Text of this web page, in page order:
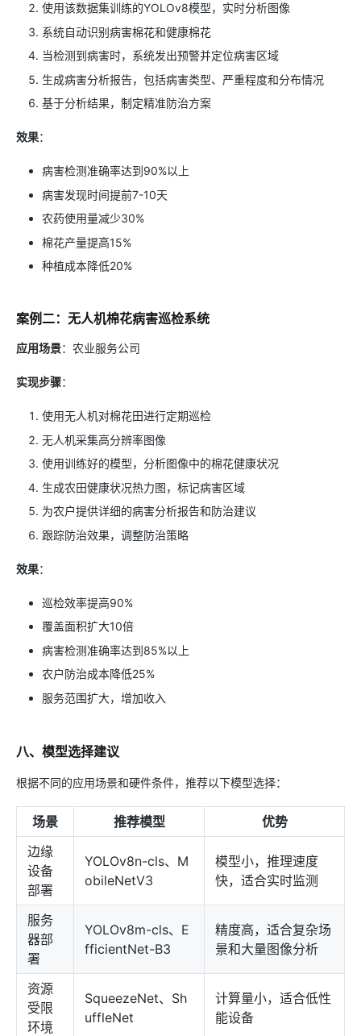
使用该数据集训练的YOLOv8模型，实时分析图像
系统自动识别病害棉花和健康棉花
当检测到病害时，系统发出预警并定位病害区域
生成病害分析报告，包括病害类型、严重程度和分布情况
基于分析结果，制定精准防治方案
效果：
病害检测准确率达到90%以上
病害发现时间提前7-10天
农药使用量减少30%
棉花产量提高15%
种植成本降低20%
案例二：无人机棉花病害巡检系统
应用场景：农业服务公司
实现步骤：
使用无人机对棉花田进行定期巡检
无人机采集高分辨率图像
使用训练好的模型，分析图像中的棉花健康状况
生成农田健康状况热力图，标记病害区域
为农户提供详细的病害分析报告和防治建议
跟踪防治效果，调整防治策略
效果：
巡检效率提高90%
覆盖面积扩大10倍
病害检测准确率达到85%以上
农户防治成本降低25%
服务范围扩大，增加收入
八、模型选择建议
根据不同的应用场景和硬件条件，推荐以下模型选择：
场景 推荐模型
优势
边缘
设备
部署
YOLOv8n-cls、M
obileNetV3
模型小，推理速度
快，适合实时监测
服务
器部
署
YOLOv8m-cls、E
fficientNet-B3
精度高，适合复杂场
景和大量图像分析
资源
受限
环境
SqueezeNet、Sh
uffleNet
计算量小，适合低性
能设备